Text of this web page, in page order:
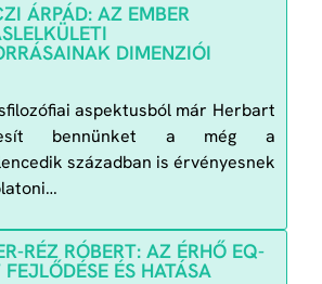
ÁRPÁD: AZ EMBER
DIMENZIÓI
aspektusból már Herbart
bennünket a még a
században is érvényesnek
RÉZ RÓBERT: AZ ÉRHŐ EQ-
ÉS HATÁSA